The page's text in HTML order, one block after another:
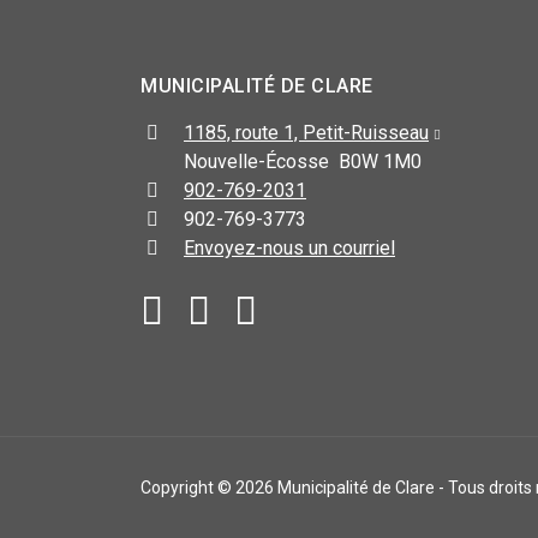
MUNICIPALITÉ DE CLARE
1185, route 1, Petit-Ruisseau
Nouvelle-Écosse B0W 1M0
902-769-2031
902-769-3773
Envoyez-nous un courriel
Copyright © 2026 Municipalité de Clare - Tous droits